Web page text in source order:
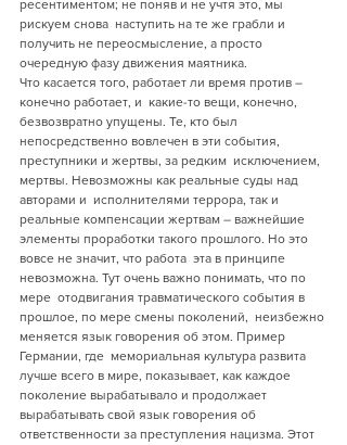
ресентиментом; не поняв и не учтя это, мы
рискуем снова  наступить на те же грабли и
получить не переосмысление, а просто
очередную фазу движения маятника.
Что касается того, работает ли время против –
конечно работает, и  какие-то вещи, конечно,
безвозвратно упущены. Те, кто был
непосредственно вовлечен в эти события,
преступники и жертвы, за редким  исключением,
мертвы. Невозможны как реальные суды над
авторами и  исполнителями террора, так и
реальные компенсации жертвам – важнейшие
элементы проработки такого прошлого. Но это
вовсе не значит, что работа  эта в принципе
невозможна. Тут очень важно понимать, что по
мере  отодвигания травматического события в
прошлое, по мере смены поколений,  неизбежно
меняется язык говорения об этом. Пример
Германии, где  мемориальная культура развита
лучше всего в мире, показывает, как каждое
поколение вырабатывало и продолжает
вырабатывать свой язык говорения об
ответственности за преступления нацизма. Этот